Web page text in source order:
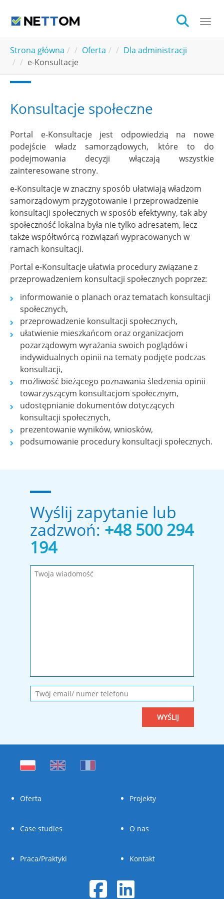
Strona główna Oferta
Dla administracji
e-Konsultacje
Konsultacje społeczne
Portal e-Konsultacje jest odpowiedzią na nowe
podejście władz samorządowych, które to do
podejmowania decyzji włączają wszystkie
zainteresowane strony.
e-Konsultacje w znaczny sposób ułatwiają władzom
samorządowym przygotowanie i przeprowadzenie
konsultacji społecznych w sposób efektywny, tak aby
społeczność lokalna była nie tylko adresatem, lecz
także współtwórcą rozwiązań wypracowanych w
ramach konsultacji.
Portal e-Konsultacje ułatwia procedury związane z
przeprowadzeniem konsultacji społecznych poprzez:
informowanie o planach oraz tematach konsultacji
społecznych,
przeprowadzenie konsultacji społecznych,
ułatwienie mieszkańcom oraz organizacjom
pozarządowym wyrażania swoich poglądów i
indywidualnych opinii na tematy podjęte podczas
konsultacji,
możliwość bieżącego poznawania śledzenia opinii
towarzyszącym konsultacjom społecznym,
udostępnianie dokumentów dotyczących
konsultacji społecznych,
prezentowanie wyników, wniosków,
podsumowanie procedury konsultacji społecznych.
Wyślij zapytanie lub
zadzwoń:+48 500 294
194
Wypełnij wymagane pola!
Wiadomość została wysłana. Dziękujemy!
Oferta Projekty
Case studies O nas
Praca/Praktyki Kontakt